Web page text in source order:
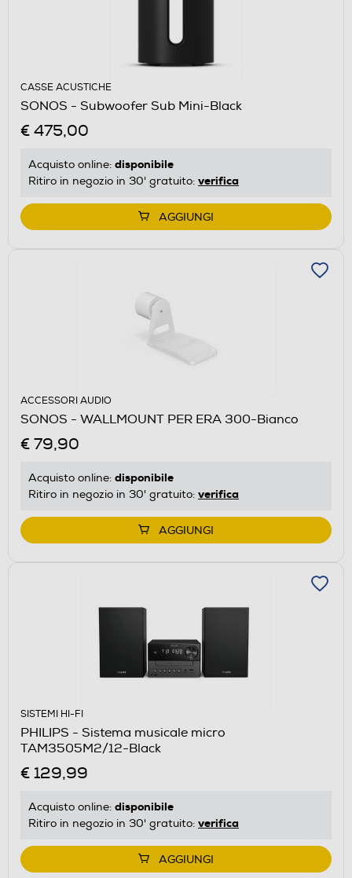
CASSE ACUSTICHE
SONOS - Subwoofer Sub Mini-Black
€ 475,00
Acquisto online: disponibile
Ritiro in negozio in 30' gratuito: verifica
AGGIUNGI
ACCESSORI AUDIO
SONOS - WALLMOUNT PER ERA 300-Bianco
€ 79,90
Acquisto online: disponibile
Ritiro in negozio in 30' gratuito: verifica
AGGIUNGI
SISTEMI HI-FI
PHILIPS - Sistema musicale micro
TAM3505M2/12-Black
€ 129,99
Acquisto online: disponibile
Ritiro in negozio in 30' gratuito: verifica
AGGIUNGI